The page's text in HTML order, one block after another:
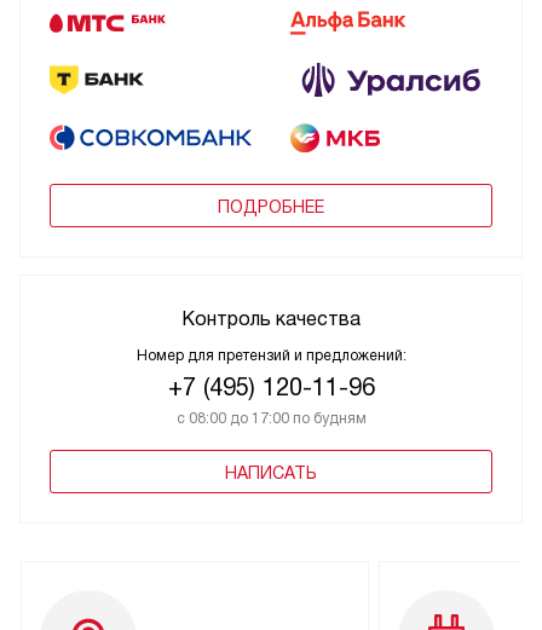
ПОДРОБНЕЕ
Контроль качества
Номер для претензий и предложений:
+7 (495) 120-11-96
с 08:00 до 17:00 по будням
НАПИСАТЬ